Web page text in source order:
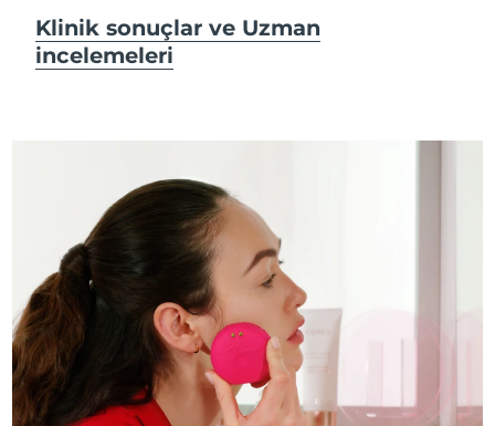
Klinik sonuçlar ve Uzman
incelemeleri